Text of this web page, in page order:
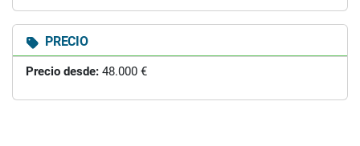
PRECIO
Precio desde: 48.000 €